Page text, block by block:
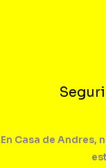
En Casa de Andres,